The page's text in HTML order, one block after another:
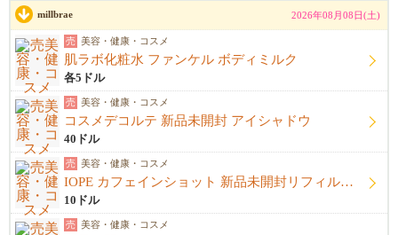
millbrae 2026年08月08日(土)
売 美容・健康・コスメ
肌ラボ化粧水 ファンケル ボディミルク
各5ドル
売 美容・健康・コスメ
コスメデコルテ 新品未開封 アイシャドウ
40ドル
売 美容・健康・コスメ
IOPE カフェインショット 新品未開封リフィル＋開封済み本体
10ドル
売 美容・健康・コスメ